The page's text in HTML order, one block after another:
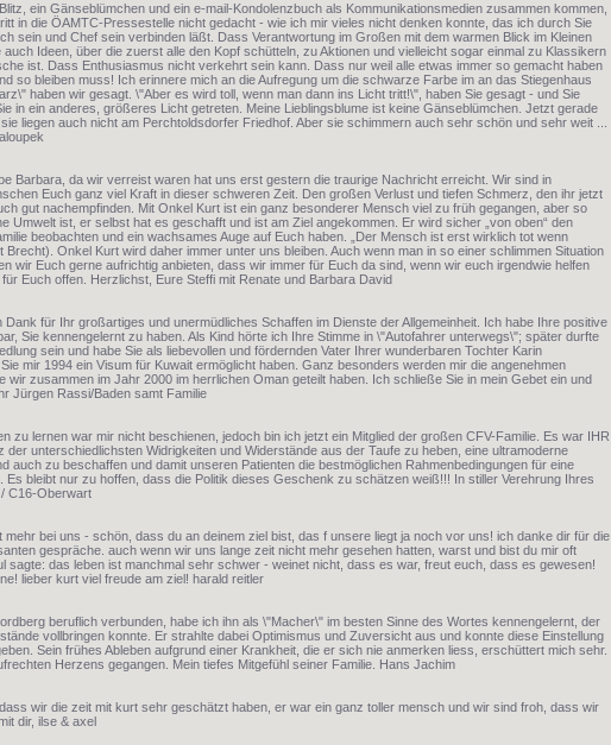
ein Gänseblümchen und ein e-mail-Kondolenzbuch als Kommunikationsmedien zusammen kommen,
in die ÖAMTC-Pressestelle nicht gedacht - wie ich mir vieles nicht denken konnte, das ich durch Sie
sein und Chef sein verbinden läßt. Dass Verantwortung im Großen mit dem warmen Blick im Kleinen
Ideen, über die zuerst alle den Kopf schütteln, zu Aktionen und vielleicht sogar einmal zu Klassikern
ist. Dass Enthusiasmus nicht verkehrt sein kann. Dass nur weil alle etwas immer so gemacht haben
so bleiben muss! Ich erinnere mich an die Aufregung um die schwarze Farbe im an das Stiegenhaus
haben wir gesagt. \"Aber es wird toll, wenn man dann ins Licht tritt!\", haben Sie gesagt - und Sie
in ein anderes, größeres Licht getreten. Meine Lieblingsblume ist keine Gänseblümchen. Jetzt gerade
liegen auch nicht am Perchtoldsdorfer Friedhof. Aber sie schimmern auch sehr schön und sehr weit ...
Barbara, da wir verreist waren hat uns erst gestern die traurige Nachricht erreicht. Wir sind in
Euch ganz viel Kraft in dieser schweren Zeit. Den großen Verlust und tiefen Schmerz, den ihr jetzt
gut nachempfinden. Mit Onkel Kurt ist ein ganz besonderer Mensch viel zu früh gegangen, aber so
Umwelt ist, er selbst hat es geschafft und ist am Ziel angekommen. Er wird sicher „von oben“ den
beobachten und ein wachsames Auge auf Euch haben. „Der Mensch ist erst wirklich tot wenn
Brecht). Onkel Kurt wird daher immer unter uns bleiben. Auch wenn man in so einer schlimmen Situation
wir Euch gerne aufrichtig anbieten, dass wir immer für Euch da sind, wenn wir euch irgendwie helfen
Euch offen. Herzlichst, Eure Steffi mit Renate und Barbara David
Dank für Ihr großartiges und unermüdliches Schaffen im Dienste der Allgemeinheit. Ich habe Ihre positive
Sie kennengelernt zu haben. Als Kind hörte ich Ihre Stimme in \"Autofahrer unterwegs\"; später durfte
sein und habe Sie als liebevollen und fördernden Vater Ihrer wunderbaren Tochter Karin
mir 1994 ein Visum für Kuwait ermöglicht haben. Ganz besonders werden mir die angenehmen
wir zusammen im Jahr 2000 im herrlichen Oman geteilt haben. Ich schließe Sie in mein Gebet ein und
Jürgen Rassi/Baden samt Familie
zu lernen war mir nicht beschienen, jedoch bin ich jetzt ein Mitglied der großen CFV-Familie. Es war IHR
der unterschiedlichsten Widrigkeiten und Widerstände aus der Taufe zu heben, eine ultramoderne
auch zu beschaffen und damit unseren Patienten die bestmöglichen Rahmenbedingungen für eine
Es bleibt nur zu hoffen, dass die Politik dieses Geschenk zu schätzen weiß!!! In stiller Verehrung Ihres
C16-Oberwart
bei uns - schön, dass du an deinem ziel bist, das f unsere liegt ja noch vor uns! ich danke dir für die
gespräche. auch wenn wir uns lange zeit nicht mehr gesehen hatten, warst und bist du mir oft
sagte: das leben ist manchmal sehr schwer - weinet nicht, dass es war, freut euch, dass es gewesen!
lieber kurt viel freude am ziel! harald reitler
beruflich verbunden, habe ich ihn als \"Macher\" im besten Sinne des Wortes kennengelernt, der
vollbringen konnte. Er strahlte dabei Optimismus und Zuversicht aus und konnte diese Einstellung
Sein frühes Ableben aufgrund einer Krankheit, die er sich nie anmerken liess, erschüttert mich sehr.
Herzens gegangen. Mein tiefes Mitgefühl seiner Familie. Hans Jachim
wir die zeit mit kurt sehr geschätzt haben, er war ein ganz toller mensch und wir sind froh, dass wir
dir, ilse & axel